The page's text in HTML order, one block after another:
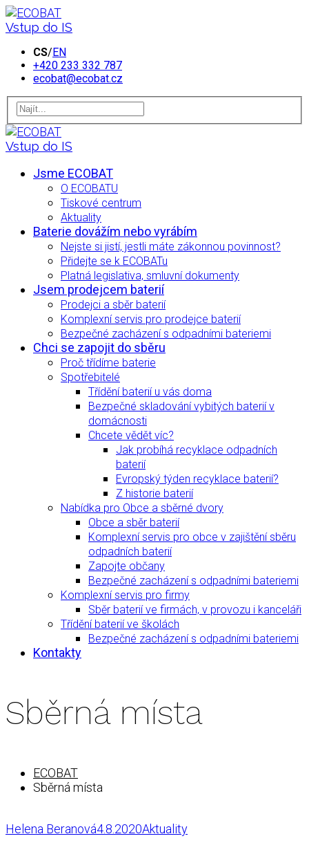
Vstup do IS
CS/EN
+420 233 332 787
ecobat@ecobat.cz
Vstup do IS
Jsme ECOBAT
O ECOBATU
Tiskové centrum
Aktuality
Baterie dovážím nebo vyrábím
Nejste si jistí, jestli máte zákonnou povinnost?
Přidejte se k ECOBATu
Platná legislativa, smluvní dokumenty
Jsem prodejcem baterií
Prodejci a sběr baterií
Komplexní servis pro prodejce baterií
Bezpečné zacházení s odpadními bateriemi
Chci se zapojit do sběru
Proč třídíme baterie
Spotřebitelé
Třídění baterií u vás doma
Bezpečné skladování vybitých baterií v
domácnosti
Chcete vědět víc?
Jak probíhá recyklace odpadních
baterií
Evropský týden recyklace baterií?
Z historie baterií
Nabídka pro Obce a sběrné dvory
Obce a sběr baterií
Komplexní servis pro obce v zajištění sběru
odpadních baterií
Zapojte občany
Bezpečné zacházení s odpadními bateriemi
Komplexní servis pro firmy
Sběr baterií ve firmách, v provozu i kanceláři
Třídění baterií ve školách
Bezpečné zacházení s odpadními bateriemi
Kontakty
Sběrná místa
ECOBAT
Sběrná místa
Helena Beranová4.8.2020Aktuality